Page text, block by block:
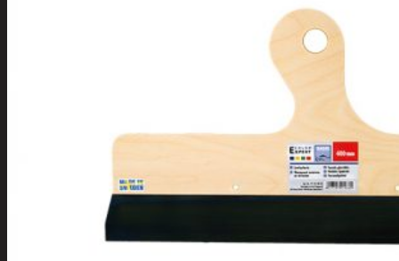
Poistotuotteet
Kausituotteet
Joulu- ja kausivalot
Eläimet ja
tontut
Kyntteliköt
Valoketjut ja
kuusenvalot